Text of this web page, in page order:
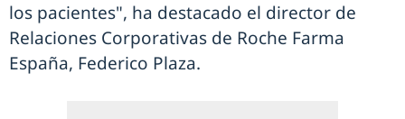
los pacientes", ha destacado el director de
Relaciones Corporativas de Roche Farma
España, Federico Plaza.